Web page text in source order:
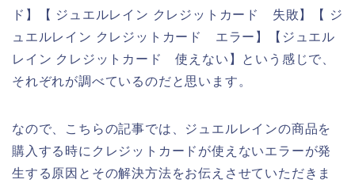
ド】【 ジュエルレイン クレジットカード 失敗】【 ジ
ュエルレイン クレジットカード エラー】【ジュエル
レイン クレジットカード 使えない】という感じで、
それぞれが調べているのだと思います。
なので、こちらの記事では、ジュエルレインの商品を
購入する時にクレジットカードが使えないエラーが発
生する原因とその解決方法をお伝えさせていただきま